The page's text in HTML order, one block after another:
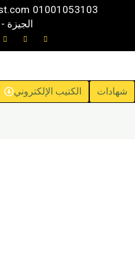
01001053103
شهادات الكتيب الإلكتروني